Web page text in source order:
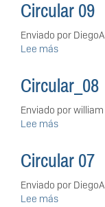
Circular 09
Enviado por DiegoA
Lee más
09
Circular_08
Enviado porwilliam
Lee más
Circular 07
Enviado por DiegoA
Lee más